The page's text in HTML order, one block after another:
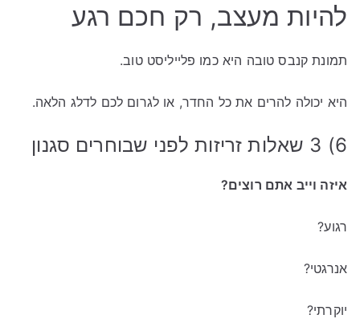
להיות מעצב, רק חכם רגע
תמונת קנבס טובה היא כמו פלייליסט טוב.
היא יכולה להרים את כל החדר, או לגרום לכם לדלג הלאה.
6) 3 שאלות זריזות לפני שבוחרים סגנון
איזה וייב אתם רוצים?
רגוע?
אנרגטי?
יוקרתי?